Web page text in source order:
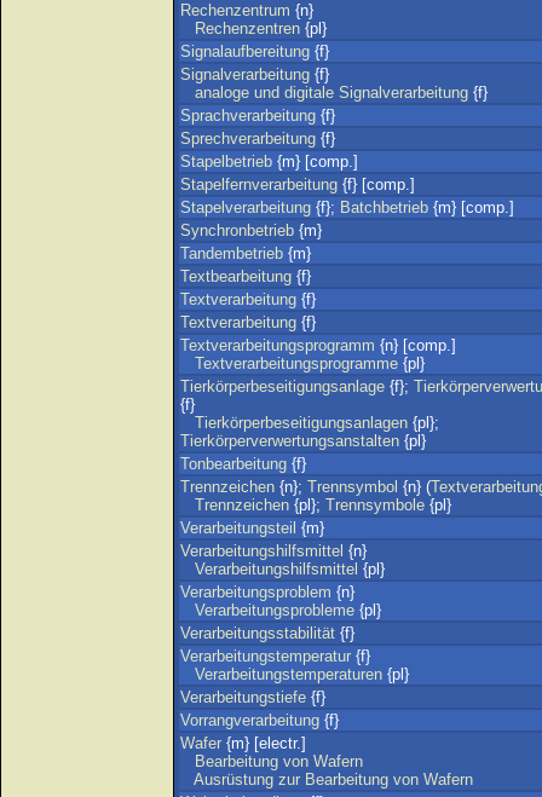
Rechenzentrum {n}
Rechenzentren {pl}
Signalaufbereitung {f}
Signalverarbeitung {f}
analoge und digitale Signalverarbeitung {f}
Sprachverarbeitung {f}
Sprechverarbeitung {f}
Stapelbetrieb {m} [comp.]
Stapelfernverarbeitung {f} [comp.]
Stapelverarbeitung {f}; Batchbetrieb {m} [comp.]
Synchronbetrieb {m}
Tandembetrieb {m}
Textbearbeitung {f}
Textverarbeitung {f}
Textverarbeitung {f}
Textverarbeitungsprogramm {n} [comp.]
Textverarbeitungsprogramme {pl}
Tierkörperbeseitigungsanlage {f};
{f}
Tierkörperbeseitigungsanlagen {pl};
Tierkörperverwertungsanstalten {pl}
Tonbearbeitung {f}
Trennzeichen {n}; Trennsymbol {n} (
Trennzeichen {pl}; Trennsymbole {pl}
Verarbeitungsteil {m}
Verarbeitungshilfsmittel {n}
Verarbeitungshilfsmittel {pl}
Verarbeitungsproblem {n}
Verarbeitungsprobleme {pl}
Verarbeitungsstabilität {f}
Verarbeitungstemperatur {f}
Verarbeitungstemperaturen {pl}
Verarbeitungstiefe {f}
Vorrangverarbeitung {f}
Wafer {m} [electr.]
Bearbeitung von Wafern
Ausrüstung zur Bearbeitung von Wafern